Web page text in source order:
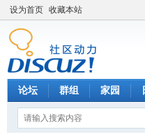
设为首页 收藏本站
论坛 群组 家园